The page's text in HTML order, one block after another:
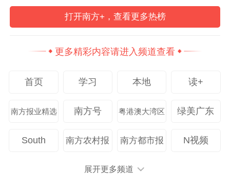
成专科团队预约，全程仅用时半小时。谢思
约次日上午的手术。这一高效流程契合了国
标准。
手术当日，国际医疗部医护人员全程陪同。
王佳丽医生协同谢思田医生，向患者充分告
用，并再次确认既往病史及药物过敏史，确
打开南方+，查看更多热榜
更多精彩内容请进入频道查看
首页 学习 本地 读+
南方报业精选 南方号 粤港澳大湾区 绿美广东
South 南方农村报 南方都市报 N视频
展开更多频道